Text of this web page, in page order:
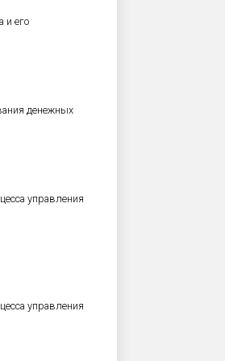
и его
денежных
управления
управления